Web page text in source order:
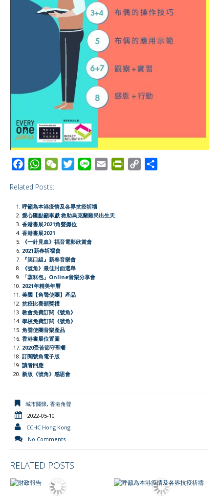
c
e
b
o
o
k
W
a
t
s
A
p
p
W
h
a
t
t
t
e
r
e
l
Related Posts:
呼籲為本港疫情及各界抗疫祈禱
愛心匯點籲奉獻 救助烏克蘭難民出生天
香港書展2021角聲攤位
香港書展2021
《一針見血》福音電影欣賞會
2021新春祈福會
『笑口組』新春音樂會
《號角》最佳封面選舉
「蒸糕包」Online音樂分享會
2021年精美年曆
美國【角聲使團】產品
抗疫比賽頒獎禮
教會免費訂閱《號角》
學校免費訂閱《號角》
角聲使團音樂產品
香港書展位置圖
2020受苦節守聖餐
訂閱號角電子版
讀者回應
新版《號角》感恩會
城市關懷, 香港角聲
2022-05-10
CCHC Hong Kong
No Comments
RELATED POSTS